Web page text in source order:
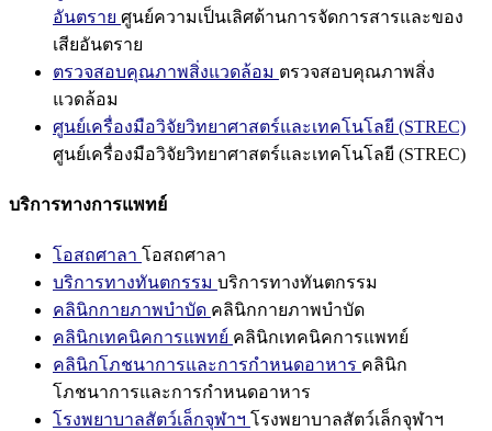
อันตราย ศูนย์ความเป็นเลิศด้านการจัดการสารและของ
เสียอันตราย
ตรวจสอบคุณภาพสิ่งแวดล้อม ตรวจสอบคุณภาพสิ่ง
แวดล้อม
ศูนย์เครื่องมือวิจัยวิทยาศาสตร์และเทคโนโลยี (STREC)
ศูนย์เครื่องมือวิจัยวิทยาศาสตร์และเทคโนโลยี (STREC)
บริการทางการแพทย์
โอสถศาลา โอสถศาลา
บริการทางทันตกรรม บริการทางทันตกรรม
คลินิกกายภาพบำบัด คลินิกกายภาพบำบัด
คลินิกเทคนิคการแพทย์ คลินิกเทคนิคการแพทย์
คลินิกโภชนาการและการกำหนดอาหาร คลินิก
โภชนาการและการกำหนดอาหาร
โรงพยาบาลสัตว์เล็กจุฬาฯ โรงพยาบาลสัตว์เล็กจุฬาฯ